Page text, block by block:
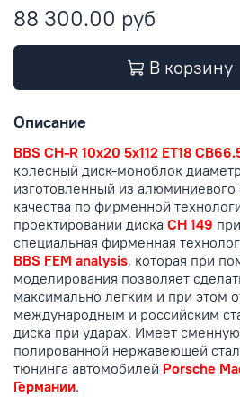
88 300.00 руб
В корзину
Описание
BBS CH-R 10x20 5x112 ET18
колесный диск-моноблок
изготовленный из
качества по фирменной
проектировании диска CH 149
специальная фирменная
BBS FEM analysis, которая при
моделирования позволяет
максимально легким и при этом
международным и российским
диска при ударах. Имеет
полированной нержавеющей
тюнинга автомобилей Porsche
Германии.